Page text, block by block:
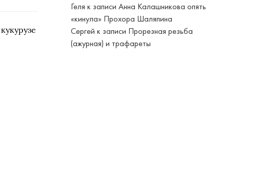
Геля к записиАнна Калашникова опять
«кинула» Прохора Шаляпина
Сергей к записи Прорезная резьба
(ажурная) и трафареты